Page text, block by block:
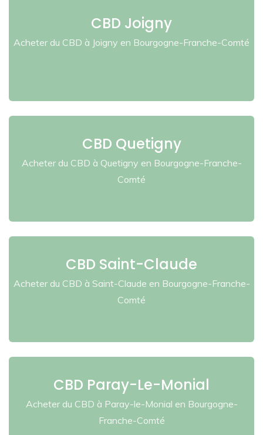
CBD Joigny
Acheter du CBD à Joigny en Bourgogne-Franche-Comté
CBD Quetigny
Acheter du CBD à Quetigny en Bourgogne-Franche-
Comté
CBD Saint-Claude
Acheter du CBD à Saint-Claude en Bourgogne-Franche-
Comté
CBD Paray-Le-Monial
Acheter du CBD à Paray-le-Monial en Bourgogne-
Franche-Comté